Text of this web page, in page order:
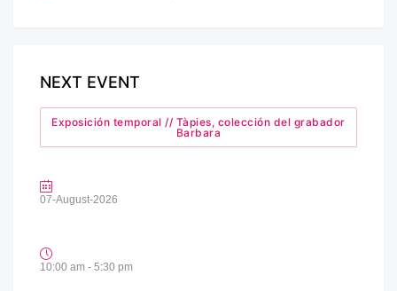
NEXT EVENT
Exposición temporal // Tàpies, colección del grabador
Barbara
07-August-2026
10:00 am - 5:30 pm